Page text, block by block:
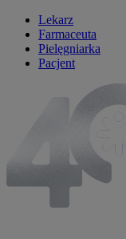
Lekarz
Farmaceuta
Pielęgniarka
Pacjent